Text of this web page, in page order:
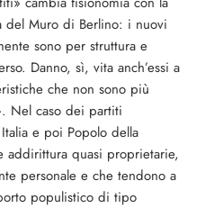
del Muro di Berlino: i nuovi
sono per struttura e
Danno, sì, vita anch’essi a
che non sono più
Nel caso dei partiti
e poi Popolo della
addirittura quasi proprietarie,
personale e che tendono a
populistico di tipo